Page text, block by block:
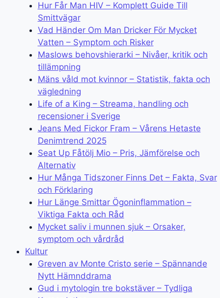
Hur Får Man HIV – Komplett Guide Till
Smittvägar
Vad Händer Om Man Dricker För Mycket
Vatten – Symptom och Risker
Maslows behovshierarki – Nivåer, kritik och
tillämpning
Mäns våld mot kvinnor – Statistik, fakta och
vägledning
Life of a King – Streama, handling och
recensioner i Sverige
Jeans Med Fickor Fram – Vårens Hetaste
Denimtrend 2025
Seat Up Fåtölj Mio – Pris, Jämförelse och
Alternativ
Hur Många Tidszoner Finns Det – Fakta, Svar
och Förklaring
Hur Länge Smittar Ögoninflammation –
Viktiga Fakta och Råd
Mycket saliv i munnen sjuk – Orsaker,
symptom och vårdråd
Kultur
Greven av Monte Cristo serie – Spännande
Nytt Hämnddrama
Gud i mytologin tre bokstäver – Tydliga